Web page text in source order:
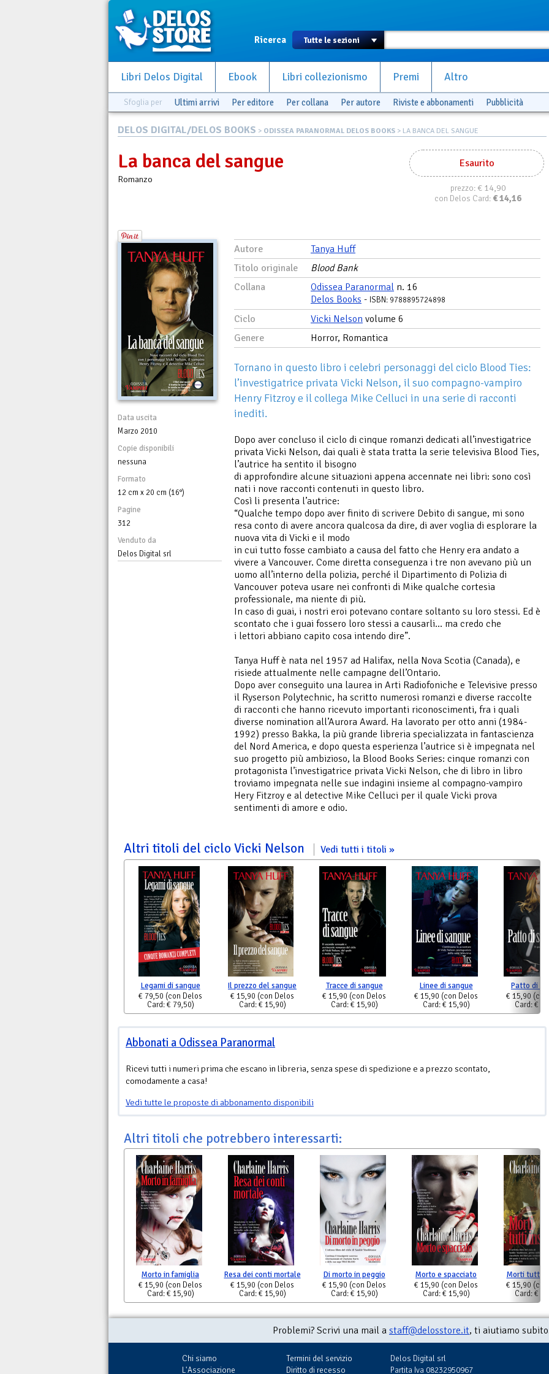
Ricerca
Libri Delos Digital Ebook Libri collezionismo Premi Altro
Sfoglia per Ultimi arrivi Per editore Per collana Per autore Riviste e abbonamenti Pubblicità
DELOS DIGITAL/DELOS BOOKS > ODISSEA PARANORMAL DELOS BOOKS > LA BANCA DEL SANGUE
Esaurito
prezzo:€ 14,90
con Delos Card: €14,16
La banca del sangue
Romanzo
Data uscita
Marzo 2010
Copie disponibili
nessuna
Formato
12 cm x 20 cm (16°)
Pagine
312
Venduto da
Delos Digital srl
Autore
Tanya Huff
Titolo originale
Blood Bank
Collana
Odissea Paranormal n. 16
Delos Books - ISBN: 9788895724898
Ciclo Vicki Nelson volume 6
Genere
Horror, Romantica
Tornano in questo libro i celebri personaggi del ciclo Blood Ties:
l’investigatrice privata Vicki Nelson, il suo compagno-vampiro
Henry Fitzroy e il collega Mike Celluci in una serie di racconti
inediti.
Dopo aver concluso il ciclo di cinque romanzi dedicati all’investigatrice
privata Vicki Nelson, dai quali è stata tratta la serie televisiva Blood Ties,
l’autrice ha sentito il bisogno
di approfondire alcune situazioni appena accennate nei libri: sono così
nati i nove racconti contenuti in questo libro.
Così li presenta l’autrice:
“Qualche tempo dopo aver finito di scrivere Debito di sangue, mi sono
resa conto di avere ancora qualcosa da dire, di aver voglia di esplorare la
nuova vita di Vicki e il modo
in cui tutto fosse cambiato a causa del fatto che Henry era andato a
vivere a Vancouver. Come diretta conseguenza i tre non avevano più un
uomo all’interno della polizia, perché il Dipartimento di Polizia di
Vancouver poteva usare nei confronti di Mike qualche cortesia
professionale, ma niente di più.
In caso di guai, i nostri eroi potevano contare soltanto su loro stessi. Ed è
scontato che i guai fossero loro stessi a causarli… ma credo che
i lettori abbiano capito cosa intendo dire”.
Tanya Huff è nata nel 1957 ad Halifax, nella Nova Scotia (Canada), e
risiede attualmente nelle campagne dell’Ontario.
Dopo aver conseguito una laurea in Arti Radiofoniche e Televisive presso
il Ryserson Polytechnic, ha scritto numerosi romanzi e diverse raccolte
di racconti che hanno ricevuto importanti riconoscimenti, fra i quali
diverse nomination all’Aurora Award. Ha lavorato per otto anni (1984-
1992) presso Bakka, la più grande libreria specializzata in fantascienza
del Nord America, e dopo questa esperienza l’autrice si è impegnata nel
suo progetto più ambizioso, la Blood Books Series: cinque romanzi con
protagonista l’investigatrice privata Vicki Nelson, che di libro in libro
troviamo impegnata nelle sue indagini insieme al compagno-vampiro
Hery Fitzroy e al detective Mike Celluci per il quale Vicki prova
sentimenti di amore e odio.
Altri titoli del ciclo Vicki Nelson Vedi tutti i titoli
Legami di sangue
€ 79,50 (con Delos
Card: € 79,50)
Il prezzo del sangue
€ 15,90 (con Delos
Card: € 15,90)
Tracce di sangue
€ 15,90 (con Delos
Card: € 15,90)
Linee di sangue
€ 15,90 (con Delos
Card: € 15,90)
Patto di
€ 15,90 (con
Card: €
Abbonati a Odissea Paranormal
Ricevi tutti i numeri prima che escano in libreria, senza spese di spedizione e a prezzo scontato,
comodamente a casa!
Vedi tutte le proposte di abbonamento disponibili
Altri titoli che potrebbero interessarti:
Morto in famiglia
€ 15,90 (con Delos
Card: € 15,90)
Resa dei conti mortale
€ 15,90 (con Delos
Card: € 15,90)
Di morto in peggio
€ 15,90 (con Delos
Card: € 15,90)
Morto e spacciato
€ 15,90 (con Delos
Card: € 15,90)
Morti tutti
€ 15,90 (con
Card: €
Problemi? Scrivi una mail a staff@delosstore.it, ti aiutiamo
Chi siamo
L'Associazione
Termini del servizio
Diritto di recesso
Delos Digital srl
Partita Iva 08232950967